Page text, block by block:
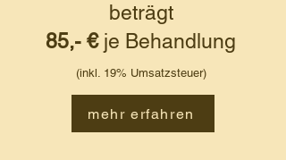
beträgt
85,- € je Behandlung
(inkl. 19% Umsatzsteuer)
mehr erfahren